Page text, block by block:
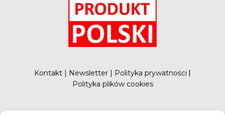
Kontakt | Newsletter | Polityka prywatności |
Polityka plików cookies